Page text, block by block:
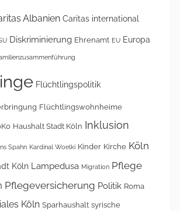
Albanien Caritas international
Diskriminierung Ehrenamt EU Europa
Flüchtlingspolitik
Flüchtlingswohnheime
Haushalt Stadt Köln Inklusion
Spahn Kardinal Woelki Kinder Kirche Köln
Köln Lampedusa Migration Pflege
Pflegeversicherung Politik Roma
Köln Sparhaushalt syrische